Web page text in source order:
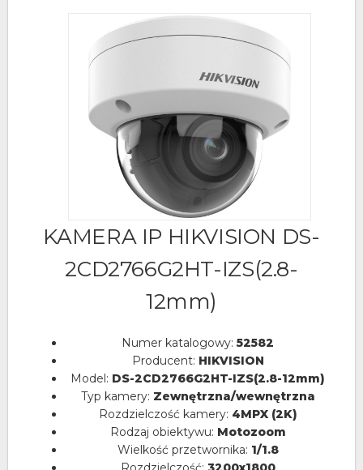
KAMERA IP HIKVISION DS-
2CD2766G2HT-IZS(2.8-
12mm)
Numer katalogowy: 52582
Producent: HIKVISION
Model: DS-2CD2766G2HT-IZS(2.8-12mm)
Typ kamery: Zewnętrzna/wewnętrzna
Rozdzielczość kamery: 4MPX (2K)
Rodzaj obiektywu: Motozoom
Wielkość przetwornika: 1/1.8